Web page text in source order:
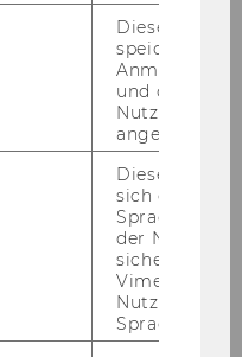
Dieses Cookie
speichert
und ob sich
Nutzer*in
angemeldet
Dieses
sich die
der
Vimeo in der
Nutzer
Sprache